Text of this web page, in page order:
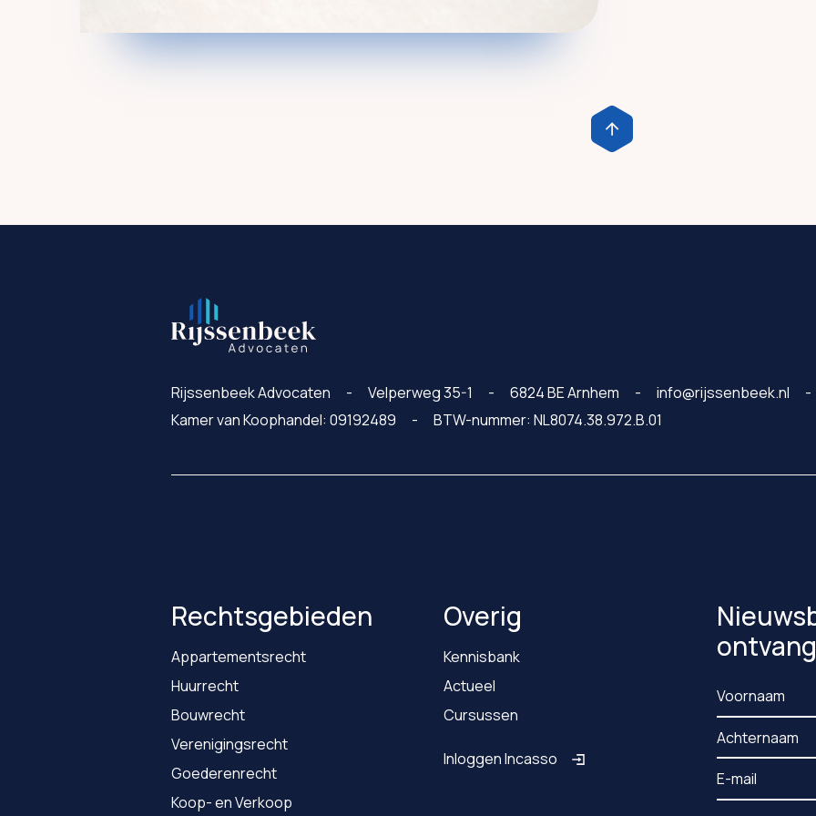
Rijssenbeek Advocaten Velperweg 35-1 6824 BE Arnhem info@rijssenbeek.nl
Kamer van Koophandel: 09192489
BTW-nummer: NL8074.38.972.B.01
Rechtsgebieden
Appartementsrecht
Huurrecht
Bouwrecht
Verenigingsrecht
Goederenrecht
Koop- en Verkoop
Overig
Kennisbank
Actueel
Cursussen
Inloggen Incasso